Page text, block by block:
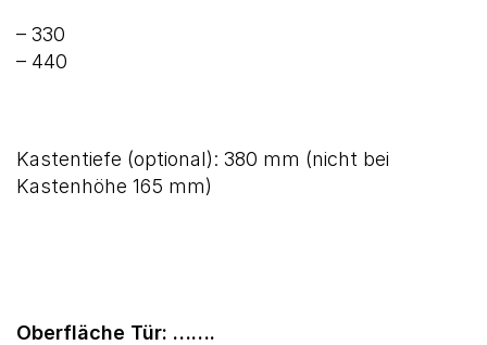
– 330
– 440
Kastentiefe (optional): 380 mm (nicht bei
Kastenhöhe 165 mm)
Oberfläche Tür: …….